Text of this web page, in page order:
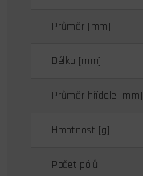
Průměr [mm]
Délka [mm]
Průměr hřídele [mm]
Hmotnost [g]
Počet pólů